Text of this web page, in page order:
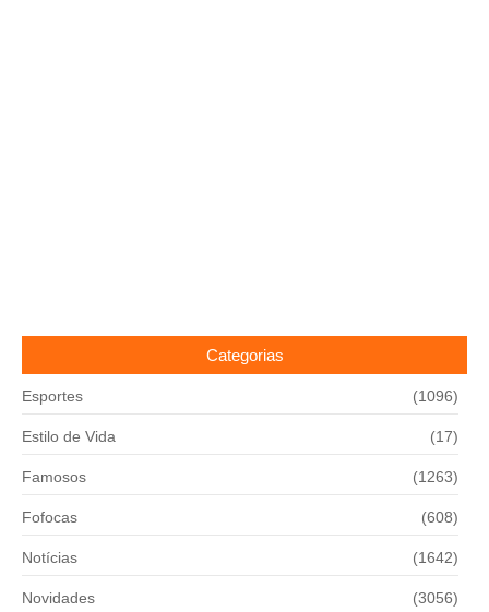
Categorias
Esportes (1096)
Estilo de Vida (17)
Famosos (1263)
Fofocas (608)
Notícias (1642)
Novidades (3056)